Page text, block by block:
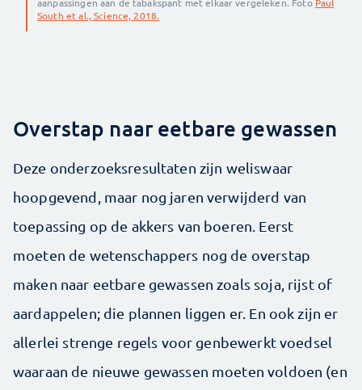
South et al., Science, 2018.
Overstap naar eetbare gewassen
Deze onderzoeksresultaten zijn weliswaar
hoopgevend, maar nog jaren verwijderd van
toepassing op de akkers van boeren. Eerst
moeten de wetenschappers nog de overstap
maken naar eetbare gewassen zoals soja, rijst of
aardappelen; die plannen liggen er. En ook zijn er
allerlei strenge regels voor genbewerkt voedsel
waaraan de nieuwe gewassen moeten voldoen (en